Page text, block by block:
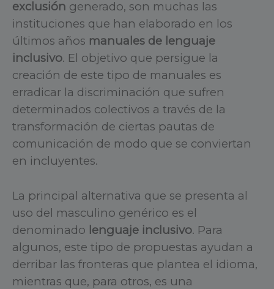
exclusión generado, son muchas las
instituciones que han elaborado en los
últimos años manuales de lenguaje
inclusivo. El objetivo que persigue la
creación de este tipo de manuales es
erradicar la discriminación que sufren
determinados colectivos a través de la
transformación de ciertas pautas de
comunicación de modo que se conviertan
en incluyentes.
La principal alternativa que se presenta al
uso del masculino genérico es el
denominado lenguaje inclusivo. Para
algunos, este tipo de propuestas ayudan a
derribar las fronteras que plantea el idioma,
mientras que, para otros, es una